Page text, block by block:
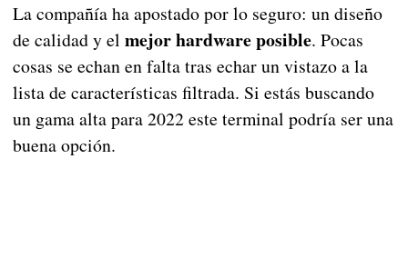
La compañía ha apostado por lo seguro: un diseño
de calidad y el mejor hardware posible. Pocas
cosas se echan en falta tras echar un vistazo a la
lista de características filtrada. Si estás buscando
un gama alta para 2022 este terminal podría ser una
buena opción.